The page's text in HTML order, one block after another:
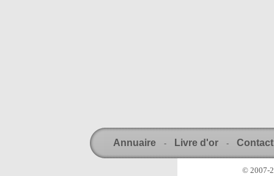
Annuaire - Livre d'or - Contact
© 2007-